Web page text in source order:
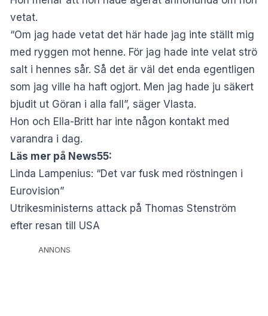
vetat.
“Om jag hade vetat det här hade jag inte ställt mig
med ryggen mot henne. För jag hade inte velat strö
salt i hennes sår. Så det är väl det enda egentligen
som jag ville ha haft ogjort. Men jag hade ju säkert
bjudit ut Göran i alla fall”, säger Vlasta.
Hon och Ella-Britt har inte någon kontakt med
varandra i dag.
Läs mer på News55:
Linda Lampenius: “Det var fusk med röstningen i
Eurovision”
Utrikesministerns attack på Thomas Stenström
efter resan till USA
ANNONS